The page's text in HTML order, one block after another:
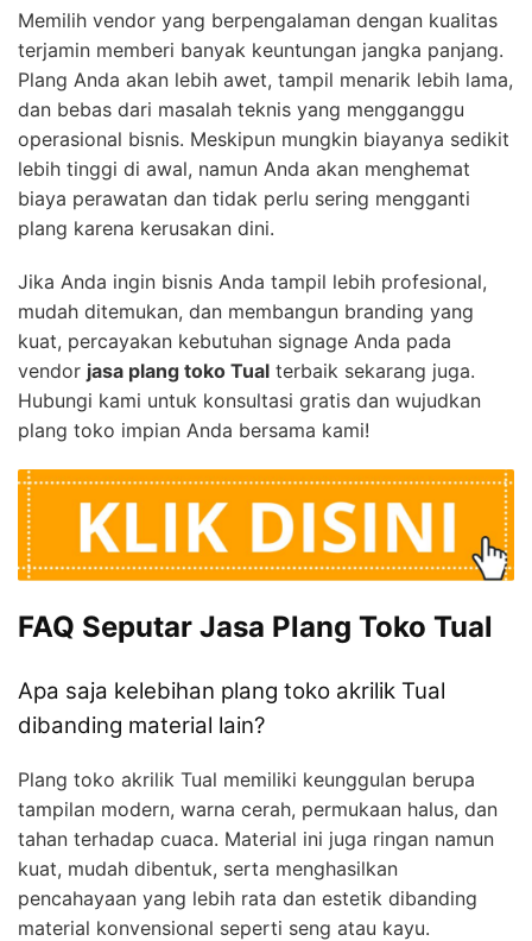
Memilih vendor yang berpengalaman dengan kualitas
terjamin memberi banyak keuntungan jangka panjang.
Plang Anda akan lebih awet, tampil menarik lebih lama,
dan bebas dari masalah teknis yang mengganggu
operasional bisnis. Meskipun mungkin biayanya sedikit
lebih tinggi di awal, namun Anda akan menghemat
biaya perawatan dan tidak perlu sering mengganti
plang karena kerusakan dini.
Jika Anda ingin bisnis Anda tampil lebih profesional,
mudah ditemukan, dan membangun branding yang
kuat, percayakan kebutuhan signage Anda pada
vendor jasa plang toko Tual terbaik sekarang juga.
Hubungi kami untuk konsultasi gratis dan wujudkan
plang toko impian Anda bersama kami!
FAQ Seputar Jasa Plang Toko Tual
Apa saja kelebihan plang toko akrilik Tual
dibanding material lain?
Plang toko akrilik Tual memiliki keunggulan berupa
tampilan modern, warna cerah, permukaan halus, dan
tahan terhadap cuaca. Material ini juga ringan namun
kuat, mudah dibentuk, serta menghasilkan
pencahayaan yang lebih rata dan estetik dibanding
material konvensional seperti seng atau kayu.